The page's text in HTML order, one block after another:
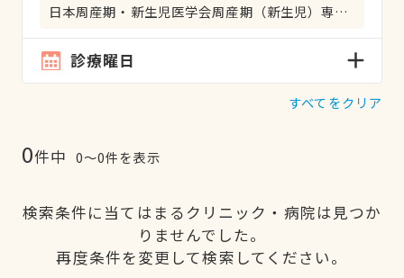
日本周産期・新生児医学会周産期（新生児）専門医
診療曜日
すべてをクリア
0件中 0〜0件を表示
検索条件に当てはまるクリニック・病院は見つか
りませんでした。
再度条件を変更して検索してください。